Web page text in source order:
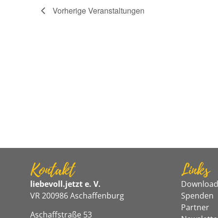
VorherigeVeranstaltungen
Kontakt
liebevoll.jetzt e. V.
VR 200986 Aschaffenburg
Aschaffstraße 53
Links
Spenden
Partner